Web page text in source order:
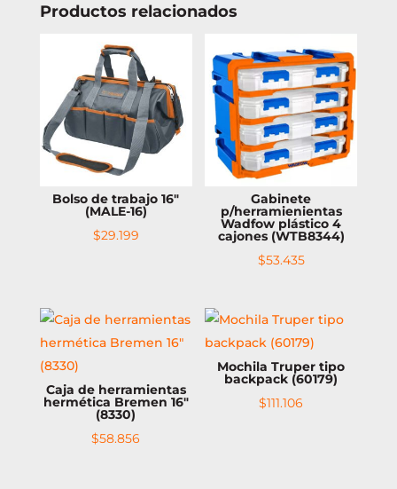
Productos relacionados
Bolso de trabajo 16″
(MALE-16)
$29.199
Gabinete
p/herramienientas
Wadfow plástico 4
cajones (WTB8344)
$53.435
Caja de herramientas
hermética Bremen 16″
(8330)
$58.856
Mochila Truper tipo
backpack (60179)
$111.106